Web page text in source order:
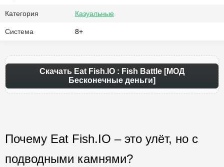
Категория Казуальные
Система 8+
Скачать Eat Fish.IO : Fish Battle [МОД
Бесконечные деньги]
Почему Eat Fish.IO – это улёт, но с
подводными камнями?